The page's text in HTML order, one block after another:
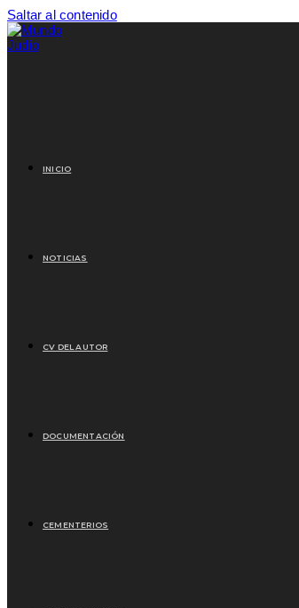
Saltar al contenido
INICIO
NOTICIAS
CV DEL AUTOR
DOCUMENTACIÓN
CEMENTERIOS